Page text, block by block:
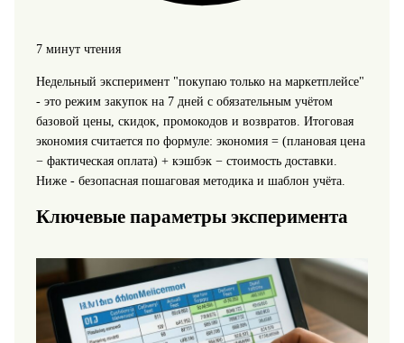
7 минут чтения
Недельный эксперимент "покупаю только на маркетплейсе"
- это режим закупок на 7 дней с обязательным учётом
базовой цены, скидок, промокодов и возвратов. Итоговая
экономия считается по формуле: экономия = (плановая цена
− фактическая оплата) + кэшбэк − стоимость доставки.
Ниже - безопасная пошаговая методика и шаблон учёта.
Ключевые параметры эксперимента